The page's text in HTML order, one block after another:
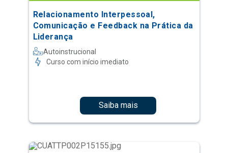
Relacionamento Interpessoal,
Comunicação e Feedback na Prática da
Liderança
Autoinstrucional
Curso com início imediato
Saiba mais